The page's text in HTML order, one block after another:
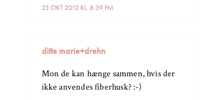
23 OKT 2012 KL. 8:39 PM
ditte marie+drehn
Mon de kan hænge sammen, hvis der
ikke anvendes fiberhusk? :-)